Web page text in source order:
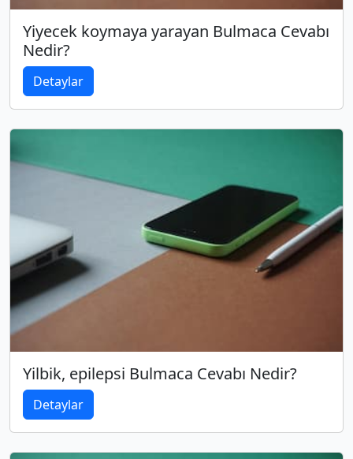
Yiyecek koymaya yarayan Bulmaca Cevabı
Nedir?
Detaylar
Yilbik, epilepsi Bulmaca Cevabı Nedir?
Detaylar